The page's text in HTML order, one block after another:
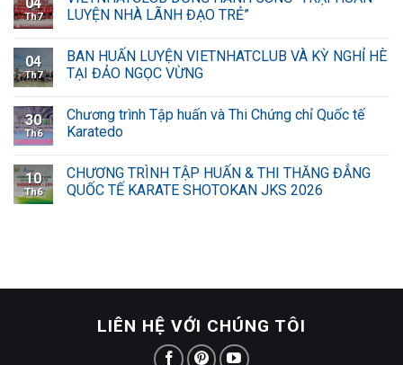
Th7
LUYỆN NHÀ LÃNH ĐẠO TRẺ”
04
Th7
BAN HUẤN LUYỆN VIETNHATCLUB VÀ KỲ NGHỈ HÈ
TẠI ĐẢO NGỌC VỪNG
30
Th6
Chương trình Tập huấn và Thi Chứng chỉ Quốc tế
Karatedo
10
Th6
CHƯƠNG TRÌNH TẬP HUẤN & THI THĂNG ĐẲNG
QUỐC TẾ KARATE SHOTOKAN JKS 2026
LIÊN HỆ VỚI CHÚNG TÔI